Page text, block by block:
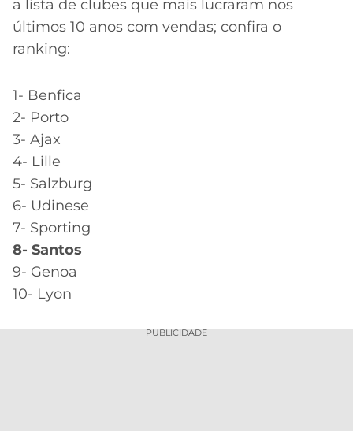
a lista de clubes que mais lucraram nos
últimos 10 anos com vendas; confira o
ranking:
1- Benfica
2- Porto
3- Ajax
4- Lille
5- Salzburg
6- Udinese
7- Sporting
8- Santos
9- Genoa
10- Lyon
PUBLICIDADE